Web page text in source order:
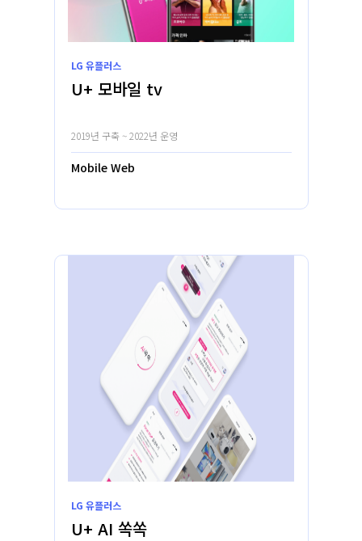
LG 유플러스
U+ 모바일 tv
2019년 구축 ~ 2022년 운영
Mobile Web
LG 유플러스
U+ AI 쏙쏙